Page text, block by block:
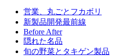
営業、丸ごとフカボリ
新製品開発最前線
Before After
隠れた名品
旬の野菜とタキゲン製品